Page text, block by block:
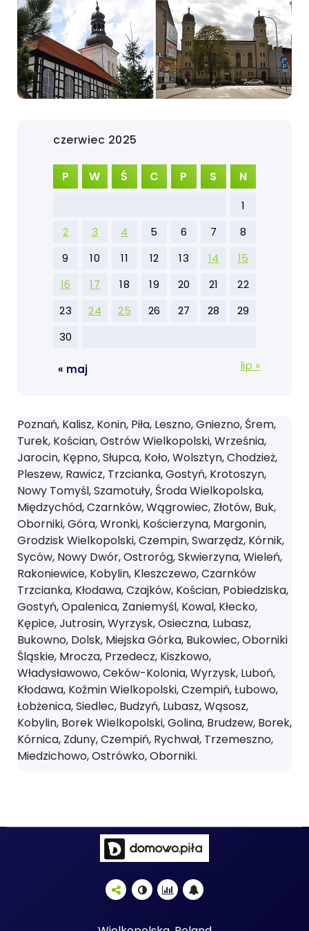
czerwiec 2025
P W Ś C P S N
1
2
3 4 5 6 7
8
9
10 11 12 13 14
15
16
17 18 19 20 21
22
23
24 25 26 27 28
29
30
« maj lip »
Poznań, Kalisz, Konin, Piła, Leszno, Gniezno, Śrem,
Turek, Kościan, Ostrów Wielkopolski, Września,
Jarocin, Kępno, Słupca, Koło, Wolsztyn, Chodzież,
Pleszew, Rawicz, Trzcianka, Gostyń, Krotoszyn,
Nowy Tomyśl, Szamotuły, Środa Wielkopolska,
Międzychód, Czarnków, Wągrowiec, Złotów, Buk,
Oborniki, Góra, Wronki, Kościerzyna, Margonin,
Grodzisk Wielkopolski, Czempin, Swarzędz, Kórnik,
Syców, Nowy Dwór, Ostroróg, Skwierzyna, Wieleń,
Rakoniewice, Kobylin, Kleszczewo, Czarnków
Trzcianka, Kłodawa, Czajków, Kościan, Pobiedziska,
Gostyń, Opalenica, Zaniemyśl, Kowal, Kłecko,
Kępice, Jutrosin, Wyrzysk, Osieczna, Lubasz,
Bukowno, Dolsk, Miejska Górka, Bukowiec, Oborniki
Śląskie, Mrocza, Przedecz, Kiszkowo,
Władysławowo, Ceków-Kolonia, Wyrzysk, Luboń,
Kłodawa, Koźmin Wielkopolski, Czempiń, Łubowo,
Łobżenica, Siedlec, Budzyń, Lubasz, Wąsosz,
Kobylin, Borek Wielkopolski, Golina, Brudzew, Borek,
Kórnica, Zduny, Czempiń, Rychwał, Trzemeszno,
Miedzichowo, Ostrówko, Oborniki.